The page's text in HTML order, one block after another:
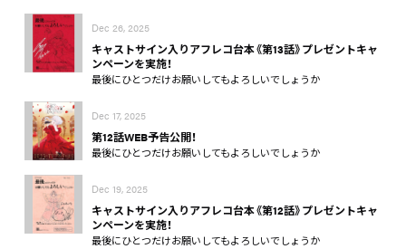
Dec 26, 2025
キャストサイン入りアフレコ台本《第13話》プレゼントキャ
ンペーンを実施！
最後にひとつだけお願いしてもよろしいでしょうか
Dec 17, 2025
第12話WEB予告公開！
最後にひとつだけお願いしてもよろしいでしょうか
Dec 19, 2025
キャストサイン入りアフレコ台本《第12話》プレゼントキャ
ンペーンを実施！
最後にひとつだけお願いしてもよろしいでしょうか